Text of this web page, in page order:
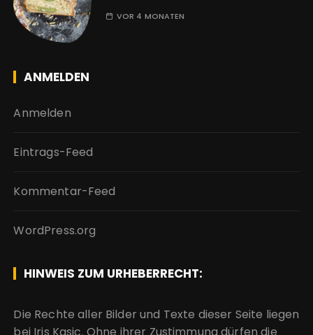
VOR 4 MONATEN
ANMELDEN
Anmelden
Eintrags-Feed
Kommentar-Feed
WordPress.org
HINWEIS ZUM URHEBERRECHT:
Die Rechte aller Bilder und Texte dieser Seite liegen